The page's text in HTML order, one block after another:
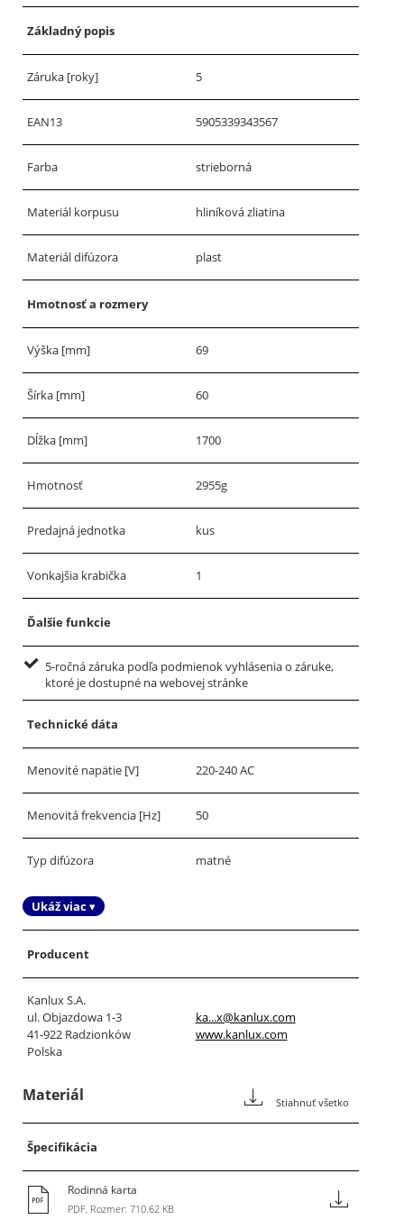
Základný popis
Záruka [roky] 5
EAN13 5905339343567
Farba strieborná
Materiál korpusu hliníková zliatina
Materiál difúzora plast
Hmotnosť a rozmery
Výška [mm] 69
Šírka [mm] 60
Dĺžka [mm] 1700
Hmotnosť 2955g
Predajná jednotka kus
Vonkajšia krabička 1
Ďalšie funkcie
5-ročná záruka podľa podmienok vyhlásenia o záruke,
ktoré je dostupné na webovej stránke
Technické dáta
Menovité napätie [V] 220-240 AC
Menovitá frekvencia [Hz] 50
Typ difúzora matné
Ukáž viac ▾
Producent
Kanlux S.A.
ul. Objazdowa 1-3
41-922 Radzionków
Polska
ka...x@kanlux.com
www.kanlux.com
Materiál Stiahnuť všetko
Špecifikácia
Rodinná karta
PDF, Rozmer: 710.62 KB